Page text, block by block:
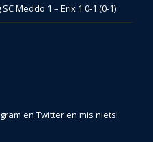
Meddo 1 – Erix 1 0-1 (0-1)
en Twitter en mis niets!